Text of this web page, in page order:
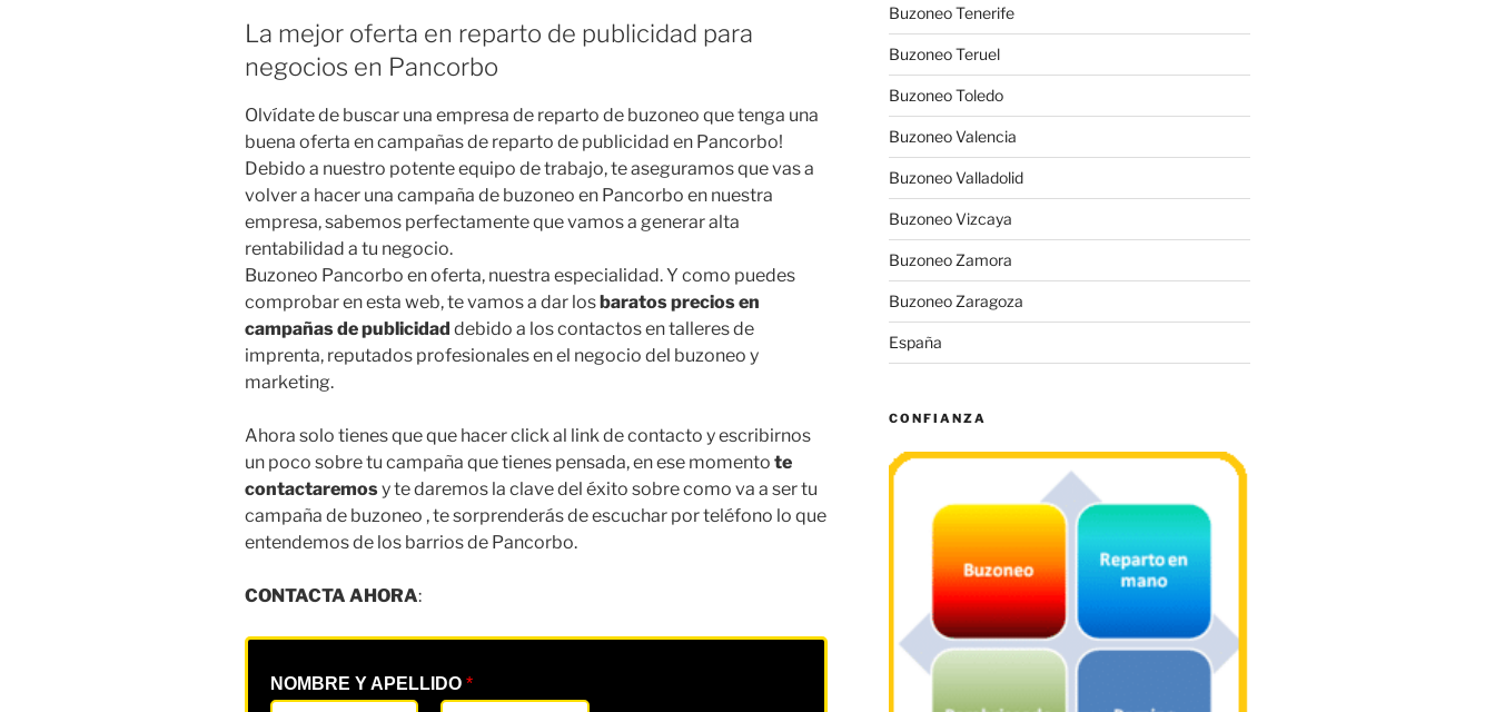
La mejor oferta en reparto de publicidad para
negocios en Pancorbo
Olvídate de buscar una empresa de reparto de buzoneo que tenga una
buena oferta en campañas de reparto de publicidad en Pancorbo!
Debido a nuestro potente equipo de trabajo, te aseguramos que vas a
volver a hacer una campaña de buzoneo en Pancorbo en nuestra
empresa, sabemos perfectamente que vamos a generar alta
rentabilidad a tu negocio.
Buzoneo Pancorbo en oferta, nuestra especialidad. Y como puedes
comprobar en esta web, te vamos a dar losbaratos precios en
campañas de publicidad debido a los contactos en talleres de
imprenta, reputados profesionales en el negocio del buzoneo y
marketing.
Ahora solo tienes que que hacer click al link de contacto y escribirnos
un poco sobre tu campaña que tienes pensada, en ese momento te
contactaremosy te daremos la clave del éxito sobre como va a ser tu
campaña de buzoneo , te sorprenderás de escuchar por teléfono lo que
entendemos de los barrios de Pancorbo.
CONTACTA AHORA:
NOMBRE Y APELLIDO *
Buzoneo Tenerife
Buzoneo Teruel
Buzoneo Toledo
Buzoneo Valencia
Buzoneo Valladolid
Buzoneo Vizcaya
Buzoneo Zamora
Buzoneo Zaragoza
España
CONFIANZA